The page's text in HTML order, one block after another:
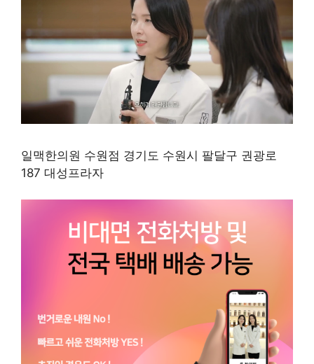
일맥한의원 수원점 경기도 수원시 팔달구 권광로
187 대성프라자